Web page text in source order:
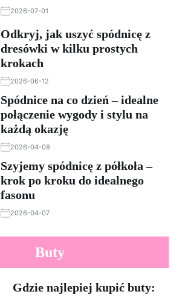
2026-07-01
Odkryj, jak uszyć spódnicę z
dresówki w kilku prostych
krokach
2026-06-12
Spódnice na co dzień – idealne
połączenie wygody i stylu na
każdą okazję
2026-04-08
Szyjemy spódnicę z półkoła –
krok po kroku do idealnego
fasonu
2026-04-07
Buty
Gdzie najlepiej kupić buty: